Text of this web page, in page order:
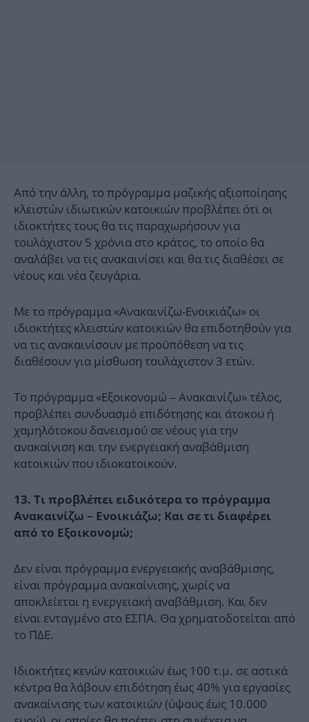
Από την άλλη, το πρόγραμμα μαζικής αξιοποίησης
κλειστών ιδιωτικών κατοικιών προβλέπει ότι οι
ιδιοκτήτες τους θα τις παραχωρήσουν για
τουλάχιστον 5 χρόνια στο κράτος, το οποίο θα
αναλάβει να τις ανακαινίσει και θα τις διαθέσει σε
νέους και νέα ζευγάρια.
Με το πρόγραμμα «Ανακαινίζω-Ενοικιάζω» οι
ιδιοκτήτες κλειστών κατοικιών θα επιδοτηθούν για
να τις ανακαινίσουν με προϋπόθεση να τις
διαθέσουν για μίσθωση τουλάχιστον 3 ετών.
Το πρόγραμμα «Εξοικονομώ – Ανακαινίζω» τέλος,
προβλέπει συνδυασμό επιδότησης και άτοκου ή
χαμηλότοκου δανεισμού σε νέους για την
ανακαίνιση και την ενεργειακή αναβάθμιση
κατοικιών που ιδιοκατοικούν.
13. Τι προβλέπει ειδικότερα το πρόγραμμα
Ανακαινίζω – Ενοικιάζω; Και σε τι διαφέρει
από το Εξοικονομώ;
Δεν είναι πρόγραμμα ενεργειακής αναβάθμισης,
είναι πρόγραμμα ανακαίνισης, χωρίς να
αποκλείεται η ενεργειακή αναβάθμιση. Και δεν
είναι ενταγμένο στο ΕΣΠΑ. Θα χρηματοδοτείται από
το ΠΔΕ.
Ιδιοκτήτες κενών κατοικιών έως 100 τ.μ. σε αστικά
κέντρα θα λάβουν επιδότηση έως 40% για εργασίες
ανακαίνισης των κατοικιών (ύψους έως 10.000